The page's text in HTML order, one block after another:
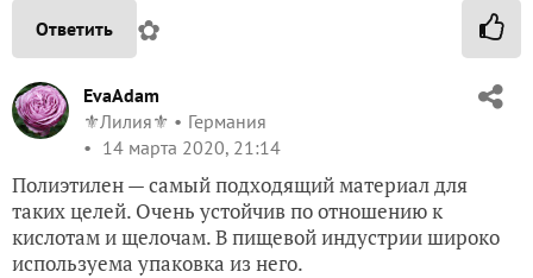
Ответить ✿
EvaAdam
⚜️Лилия⚜️
Германия
14 марта 2020, 21:14
Полиэтилен — самый подходящий материал для
таких целей. Очень устойчив по отношению к
кислотам и щелочам. В пищевой индустрии широко
используема упаковка из него.